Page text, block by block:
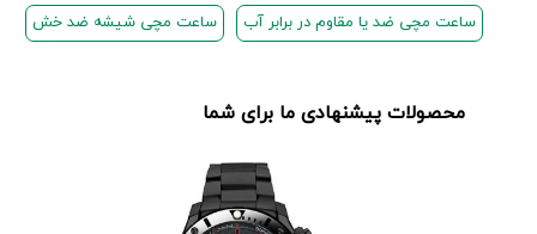
ساعت مچی ضد یا مقاوم در برابر آب ساعت مچی شیشه ضد خش
محصولات پیشنهادی ما برای شما